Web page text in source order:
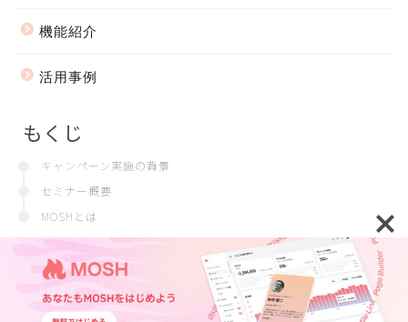
機能紹介
活用事例
もくじ
キャンペーン実施の背景
セミナー概要
MOSHとは
会社情報 プライバシーポリシー
2018–2026 MOSH Magazine